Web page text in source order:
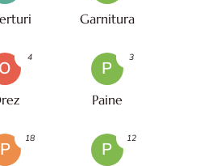
Garnitura
O
4
P
Paine
3
P
18
P
12